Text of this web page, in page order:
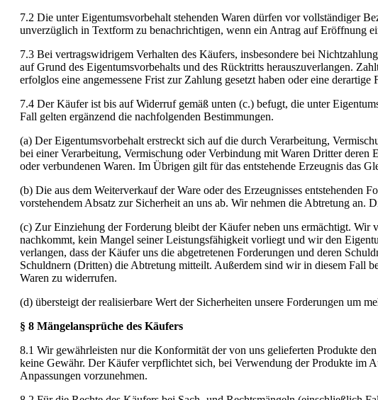
7.2 Die unter Eigentumsvorbehalt stehenden Waren dürfen vor vollständiger
unverzüglich in Textform zu benachrichtigen, wenn ein Antrag auf Eröffnung
7.3 Bei vertragswidrigem Verhalten des Käufers, insbesondere bei
auf Grund des Eigentumsvorbehalts und des Rücktritts herauszuverlangen.
erfolglos eine angemessene Frist zur Zahlung gesetzt haben oder eine
7.4 Der Käufer ist bis auf Widerruf gemäß unten (c.) befugt, die unter
Fall gelten ergänzend die nachfolgenden Bestimmungen.
(a) Der Eigentumsvorbehalt erstreckt sich auf die durch Verarbeitung,
bei einer Verarbeitung, Vermischung oder Verbindung mit Waren Dritter
oder verbundenen Waren. Im Übrigen gilt für das entstehende Erzeugnis das
(b) Die aus dem Weiterverkauf der Ware oder des Erzeugnisses entstehenden
vorstehendem Absatz zur Sicherheit an uns ab. Wir nehmen die Abtretung an.
(c) Zur Einziehung der Forderung bleibt der Käufer neben uns ermächtigt.
nachkommt, kein Mangel seiner Leistungsfähigkeit vorliegt und wir den
verlangen, dass der Käufer uns die abgetretenen Forderungen und deren
Schuldnern (Dritten) die Abtretung mitteilt. Außerdem sind wir in diesem Fall
Waren zu widerrufen.
(d) übersteigt der realisierbare Wert der Sicherheiten unsere Forderungen um
§ 8 Mängelansprüche des Käufers
8.1 Wir gewährleisten nur die Konformität der von uns gelieferten Produkte
keine Gewähr. Der Käufer verpflichtet sich, bei Verwendung der Produkte im
Anpassungen vorzunehmen.